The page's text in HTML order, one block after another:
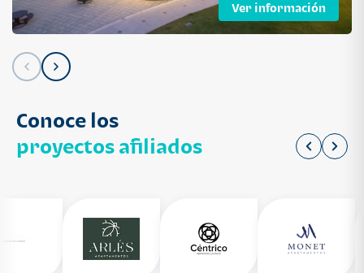
Ver información
Conoce los
proyectos afiliados